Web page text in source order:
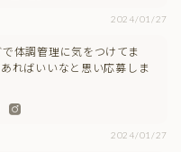
2024/01/27
体調管理に気をつけてま
ればいいなと思い応募しま
2024/01/27